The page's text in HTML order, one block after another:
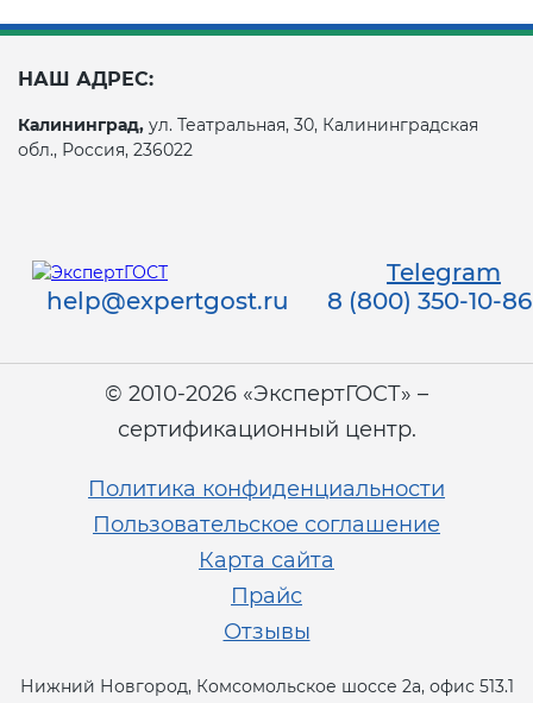
НАШ АДРЕС:
Калининград, ул. Театральная, 30, Калининградская
обл., Россия, 236022
Telegram
help@expertgost.ru
8 (800) 350-10-86
© 2010-2026 «ЭкспертГОСТ» –
сертификационный центр.
Политика конфиденциальности
Пользовательское соглашение
Карта сайта
Прайс
Отзывы
Нижний Новгород, Комсомольское шоссе 2а, офис 513.1